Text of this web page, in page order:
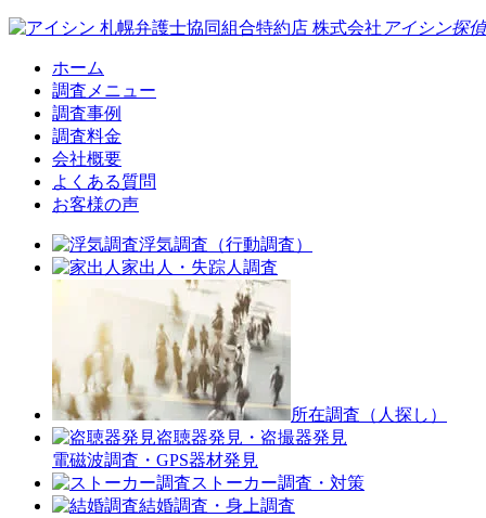
札幌弁護士協同組合特約店 株式会社 アイシン探
ホーム
調査メニュー
調査事例
調査料金
会社概要
よくある質問
お客様の声
浮気調査（行動調査）
家出人・失踪人調査
所在調査（人探し）
盗聴器発見・盗撮器発見
電磁波調査・GPS器材発見
ストーカー調査・対策
結婚調査・身上調査